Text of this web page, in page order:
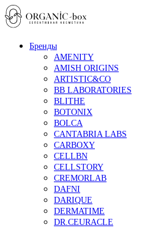
Бренды
AMENITY
AMISH ORIGINS
ARTISTIC&CO
BB LABORATORIES
BLITHE
BOTONIX
BOLCA
CANTABRIA LABS
CARBOXY
CELLBN
CELLSTORY
CREMORLAB
DAFNI
DARIQUE
DERMATIME
DR.CEURACLE